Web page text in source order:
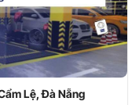
Lệ, Đà Nẵng